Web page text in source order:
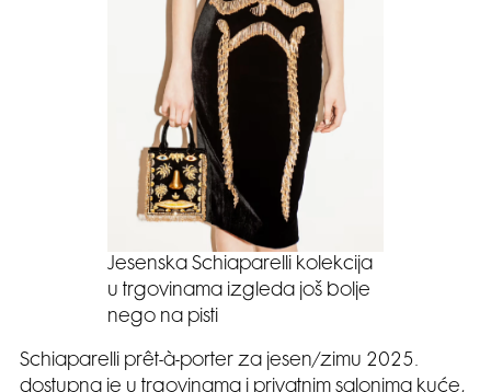
Jesenska Schiaparelli kolekcija
u trgovinama izgleda još bolje
nego na pisti
Schiaparelli prêt-à-porter za jesen/zimu 2025.
dostupna je u trgovinama i privatnim salonima kuće,